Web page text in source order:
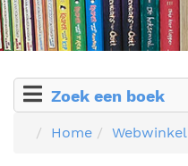
Zoek een boek
Home Webwinkel